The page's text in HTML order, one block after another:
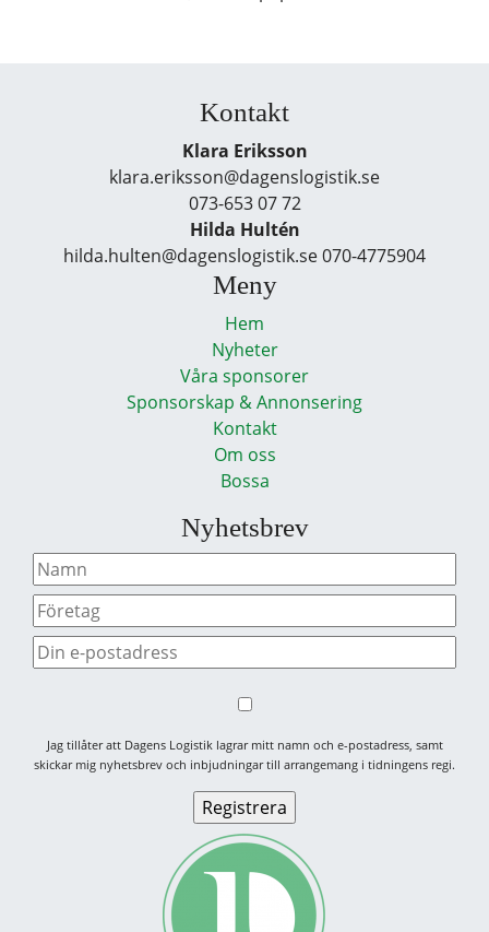
Kontakt
Klara Eriksson
klara.eriksson@dagenslogistik.se
073-653 07 72
Hilda Hultén
hilda.hulten@dagenslogistik.se 070-4775904
Meny
Hem
Nyheter
Våra sponsorer
Sponsorskap & Annonsering
Kontakt
Om oss
Bossa
Nyhetsbrev
Jag tillåter att Dagens Logistik lagrar mitt namn och e-postadress, samt
skickar mig nyhetsbrev och inbjudningar till arrangemang i tidningens regi.